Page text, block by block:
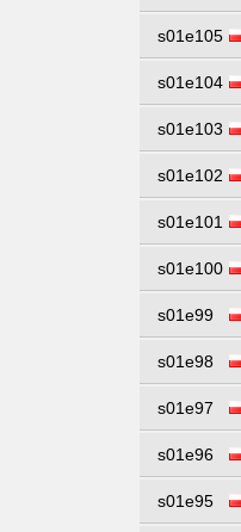
s01e105
s01e104
s01e103
s01e102
s01e101
s01e100
s01e99
s01e98
s01e97
s01e96
s01e95